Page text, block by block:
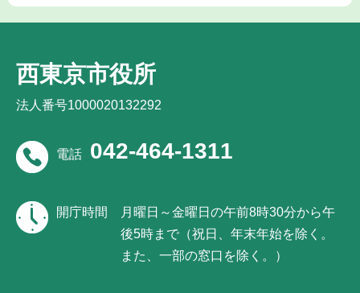
西東京市役所
法人番号1000020132292
電話 042-464-1311
開庁時間
月曜日～金曜日の午前8時30分から午
後5時まで（祝日、年末年始を除く。
また、一部の窓口を除く。）